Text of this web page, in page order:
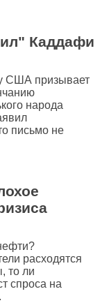
Каддафи
США призывает
народа
письмо не
расходятся
то ли
спроса на